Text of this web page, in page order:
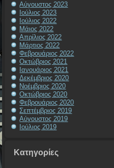
Αύγουστος 2023
Ιούλιος 2023
Ιούλιος 2022
Μάιος 2022
Απρίλιος 2022
Μάρτιος 2022
Φεβρουάριος 2022
Οκτώβριος 2021
Ιανουάριος 2021
Δεκέμβριος 2020
Νοέμβριος 2020
Οκτώβριος 2020
Φεβρουάριος 2020
Σεπτέμβριος 2019
Αύγουστος 2019
Ιούλιος 2019
Kατηγορίες